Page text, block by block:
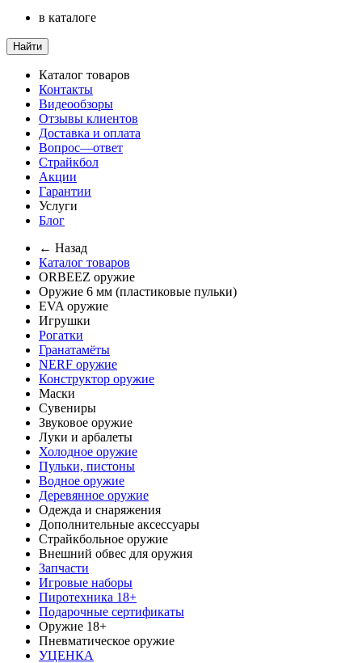
в каталоге
Найти
Каталог товаров
Контакты
Видеообзоры
Отзывы клиентов
Доставка и оплата
Вопрос—ответ
Страйкбол
Акции
Гарантии
Услуги
Блог
← Назад
Каталог товаров
ORBEEZ оружие
Оружие 6 мм (пластиковые пульки)
EVA оружие
Игрушки
Рогатки
Гранатамёты
NERF оружие
Конструктор оружие
Маски
Сувениры
Звуковое оружие
Луки и арбалеты
Холодное оружие
Пульки, пистоны
Водное оружие
Деревянное оружие
Одежда и снаряжения
Дополнительные аксессуары
Страйкбольное оружие
Внешний обвес для оружия
Запчасти
Игровые наборы
Пиротехника 18+
Подарочные сертификаты
Оружие 18+
Пневматическое оружие
УЦЕНКА